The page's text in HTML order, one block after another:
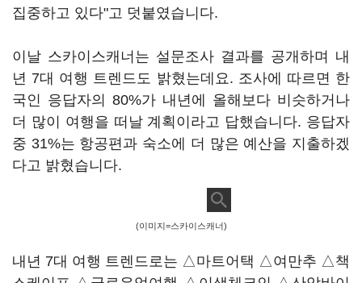
집중하고 있다"고 덧붙였습니다.
이날 스카이스캐너는 설문조사 결과를 공개하며 내
년 7대 여행 트렌드도 밝혔는데요. 조사에 따르면 한
국인 응답자의 80%가 내년에 올해보다 비슷하거나
더 많이 여행을 떠날 계획이라고 답했습니다. 응답자
중 31%는 항공편과 숙소에 더 많은 예산을 지출하겠
다고 밝혔습니다.
(이미지=스카이스캐너)
내년 7대 여행 트렌드로는 △마트어택 △여만추 △책